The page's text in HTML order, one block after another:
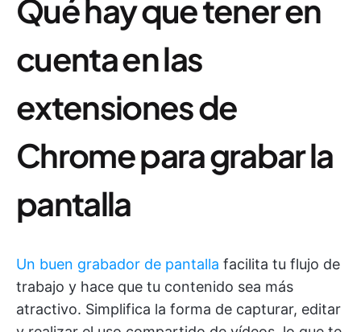
Qué hay que tener en
cuenta en las
extensiones de
Chrome para grabar la
pantalla
Un buen grabador de pantalla facilita tu flujo de
trabajo y hace que tu contenido sea más
atractivo. Simplifica la forma de capturar, editar